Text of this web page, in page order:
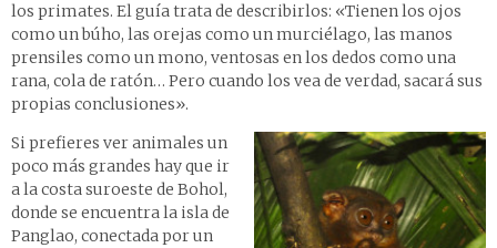
los primates. El guía trata de describirlos: «Tienen los ojos
como un búho, las orejas como un murciélago, las manos
prensiles como un mono, ventosas en los dedos como una
rana, cola de ratón… Pero cuando los vea de verdad, sacará sus
propias conclusiones».
Si prefieres ver animales un
poco más grandes hay que ir
a la costa suroeste de Bohol,
donde se encuentra la isla de
Panglao, conectada por un